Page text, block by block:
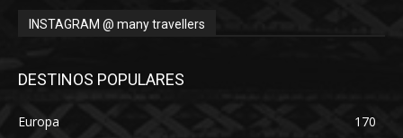
INSTAGRAM @ many travellers
DESTINOS POPULARES
Europa
170